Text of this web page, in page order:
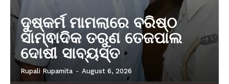
ଦୁଷ୍କର୍ମ ମାମଲାରେ ବରିଷ୍ଠ
ସାମ୍ଵାଦିକ ତରୁଣ ତେଜପାଲ
ଦୋଷୀ ସାବ୍ୟସ୍ତ
Rupali Rupamita - August 6, 2026